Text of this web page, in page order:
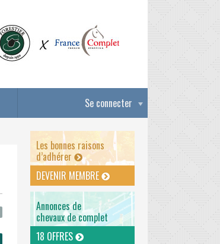
Se connecter
Les bonnes raisons
d’adhérer
DEVENIR MEMBRE
Annonces de
chevaux de complet
18 OFFRES